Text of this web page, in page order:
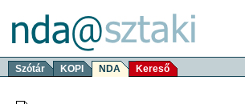
Szótár KOPI NDA Kereső